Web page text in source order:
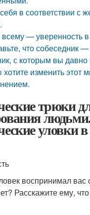
в соответствии с
— уверенность
что собеседник
с которым вы давно
изменить этот
трюки
уловки
воспринимал вас
Расскажите ему,